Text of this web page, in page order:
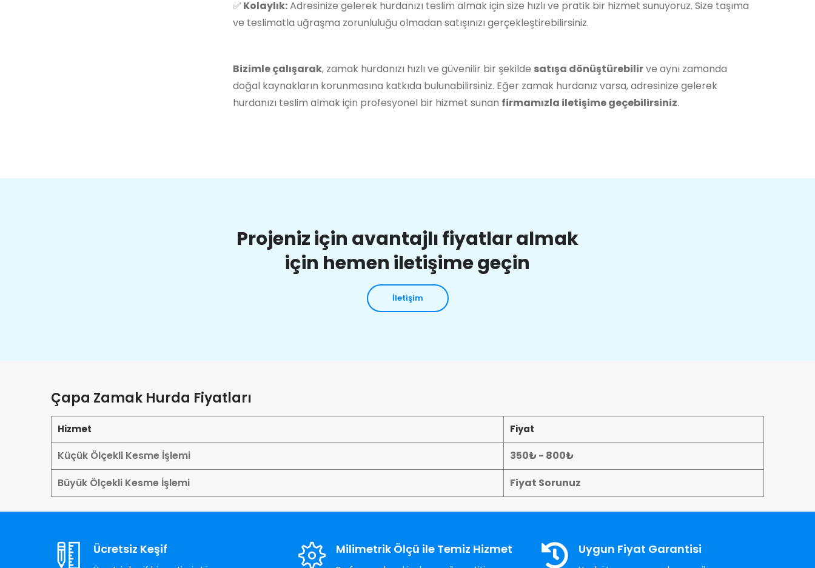
✅ Kolaylık:Adresinize gelerek hurdanızı teslim almak için size hızlı ve pratik bir hizmet sunuyoruz. Size taşıma
ve teslimatla uğraşma zorunluluğu olmadan satışınızı gerçekleştirebilirsiniz.
Bizimle çalışarak, zamak hurdanızı hızlı ve güvenilir bir şekilde satışa dönüştürebilirve aynı zamanda
doğal kaynakların korunmasına katkıda bulunabilirsiniz. Eğer zamak hurdanız varsa, adresinize gelerek
hurdanızı teslim almak için profesyonel bir hizmet sunan firmamızla iletişime geçebilirsiniz.
Projeniz için avantajlı fiyatlar almak
için hemen iletişime geçin
İletişim
Çapa Zamak Hurda Fiyatları
Hizmet Fiyat
Küçük Ölçekli Kesme İşlemi
350₺ - 800₺
Büyük Ölçekli Kesme İşlemi
Fiyat Sorunuz
Ücretsiz Keşif Milimetrik Ölçü ile Temiz Hizmet Uygun Fiyat Garantisi